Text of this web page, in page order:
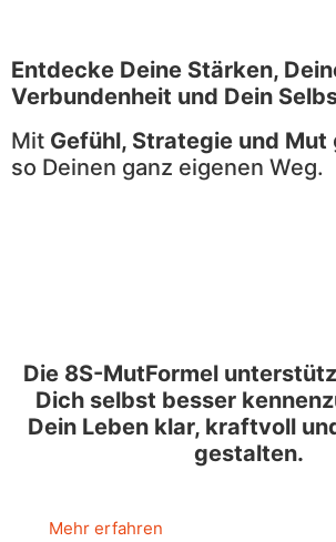
Entdecke Deine Stärken,
Verbundenheit und Dein
Mit Gefühl, Strategie und Mut
so Deinen ganz eigenen Weg.
Die 8S-MutFormel
Dich selbst besser
Dein Leben klar, kraftvoll
gestalten.
Mehr erfahren